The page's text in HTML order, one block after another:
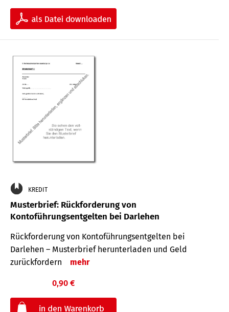
KREDIT
Musterbrief: Rückforderung von
Kontoführungsentgelten bei Darlehen
Rückforderung von Kontoführungsentgelten bei
Darlehen – Musterbrief herunterladen und Geld
zurückfordern
mehr
0,90 €